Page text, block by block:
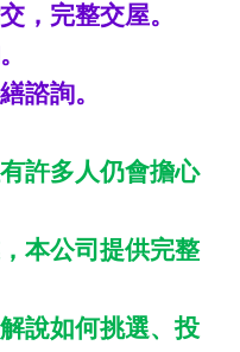
，完整交屋。
諮詢。
許多人仍會擔心
本公司提供完整
說如何挑選、投